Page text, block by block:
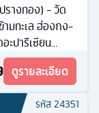
รางทอง) - วัด
มทะเล ฮ่องกง-
ะปารีเซียน
ดูรายละเอียด
รหัส24351